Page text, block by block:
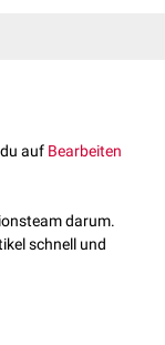
auf Bearbeiten
darum.
schnell und